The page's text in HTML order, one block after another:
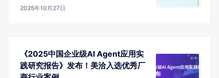
2025年10月27日
《2025中国企业级AI Agent应用实
践研究报告》发布！美洽入选优秀厂